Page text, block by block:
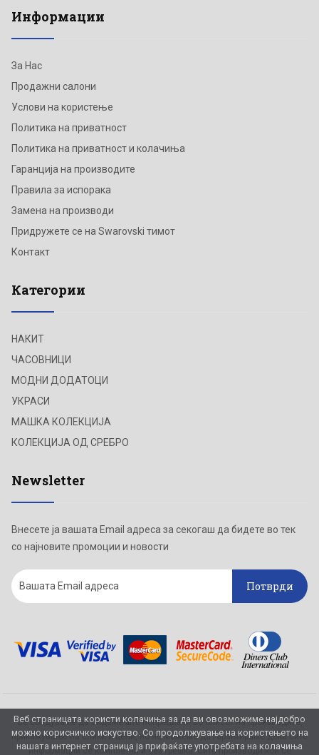
Веб страницата користи колачиња за да ви овозможиме најдобро
можно корисничко искуство. Со продолжување на користењето на
нашата интернет страница ја прифаќате употребата на колачиња
Информации
За Нас
Продажни салони
Услови на користење
Политика на приватност
Политика на приватност и колачиња
Гаранција на производите
Правила за испорака
Замена на производи
Придружете се на Swarovski тимот
Контакт
Категории
НАКИТ
ЧАСОВНИЦИ
МОДНИ ДОДАТОЦИ
УКРАСИ
МАШКА КОЛЕКЦИЈА
КОЛЕКЦИЈА ОД СРЕБРО
Newsletter
Внесете ја вашата Email адреса за секогаш да бидете во тек
со најновите промоции и новости
Потврди
Се обидуваме да бидеме што попрецизни во описот на производите,
прикажување на слики и цени, но не можеме да гарантираме дека сите
информации се комплетни и без грешка. Сите производи кои се